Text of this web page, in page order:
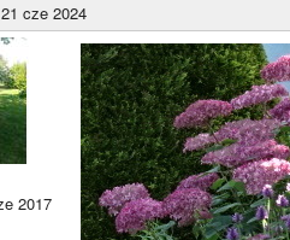
cze 2024
2017